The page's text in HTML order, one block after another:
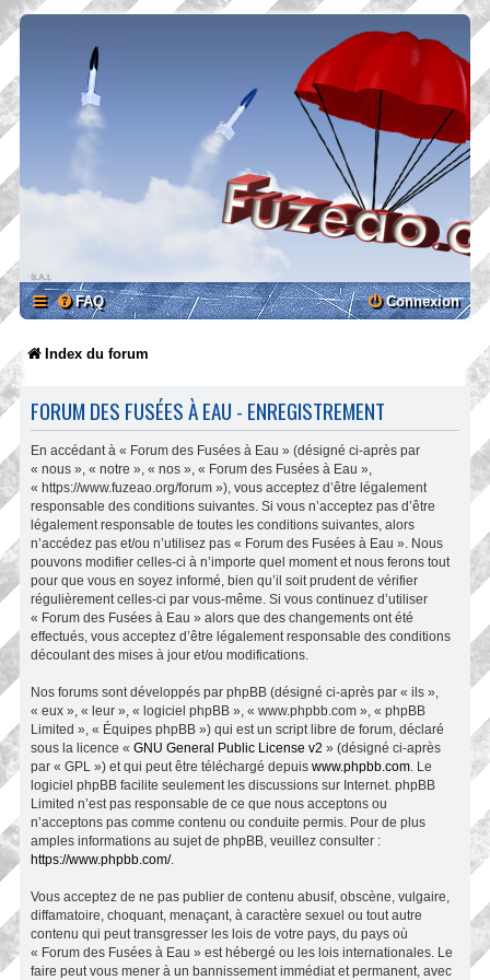
FAQ Connexion
Index du forum
FORUM DES FUSÉES À EAU - ENREGISTREMENT
En accédant à « Forum des Fusées à Eau » (désigné ci-après par
« nous », « notre », « nos », « Forum des Fusées à Eau »,
« https://www.fuzeao.org/forum »), vous acceptez d’être légalement
responsable des conditions suivantes. Si vous n’acceptez pas d’être
légalement responsable de toutes les conditions suivantes, alors
n’accédez pas et/ou n’utilisez pas « Forum des Fusées à Eau ». Nous
pouvons modifier celles-ci à n’importe quel moment et nous ferons tout
pour que vous en soyez informé, bien qu’il soit prudent de vérifier
régulièrement celles-ci par vous-même. Si vous continuez d’utiliser
« Forum des Fusées à Eau » alors que des changements ont été
effectués, vous acceptez d’être légalement responsable des conditions
découlant des mises à jour et/ou modifications.
Nos forums sont développés par phpBB (désigné ci-après par « ils »,
« eux », « leur », « logiciel phpBB », « www.phpbb.com », « phpBB
Limited », « Équipes phpBB ») qui est un script libre de forum, déclaré
sous la licence « GNU General Public License v2 » (désigné ci-après
par « GPL ») et qui peut être téléchargé depuis www.phpbb.com . Le
logiciel phpBB facilite seulement les discussions sur Internet. phpBB
Limited n’est pas responsable de ce que nous acceptons ou
n’acceptons pas comme contenu ou conduite permis. Pour de plus
amples informations au sujet de phpBB, veuillez consulter :
https://www.phpbb.com/.
Vous acceptez de ne pas publier de contenu abusif, obscène, vulgaire,
diffamatoire, choquant, menaçant, à caractère sexuel ou tout autre
contenu qui peut transgresser les lois de votre pays, du pays où
« Forum des Fusées à Eau » est hébergé ou les lois internationales. Le
faire peut vous mener à un bannissement immédiat et permanent, avec